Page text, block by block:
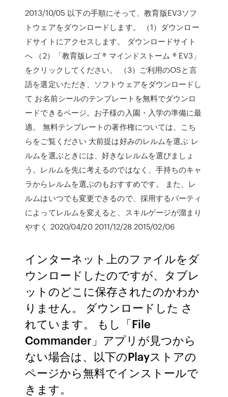
2013/10/05 以下の手順にそって、教育版EV3ソフ
トウェアをダウンロードします。 （1）ダウンロー
ドサイトにアクセスします。 ダウンロードサイト
へ （2）「教育版レゴ ® マインドストーム ® EV3」
をクリックしてください。 （3）ご利用のOSと言
語を選定いただき、ソフトウェアをダウンロードし
て お名前シールのテンプレートを無料でダウンロ
ードできるページ。お子様の入園・入学の準備に最
適。 無料テンプレートの著作権については、こち
らをご覧ください 大前提は好みのレルムを選ぶ レ
ルムを選ぶときには、好きなレルムを選びましょ
う。レルムを先に考えるのではなく、手持ちのキャ
ラからレルムを選ぶのもおすすめです。 また、レ
ルムはいつでも変更できるので、採用するパーティ
によってレルムを変えると、スキルゲージが溜まり
やすく 2020/04/20 2011/12/28 2015/02/06
インターネット上のファイルをダ
ウンロードしたのですが、タブレ
ットのどこに保存されたのかわか
りません。 ダウンロードした さ
れています。 もし「File
Commander」アプリが見つから
ない場合は、以下のPlayストアの
ページから無料でインストールで
きます。